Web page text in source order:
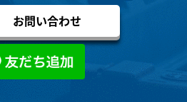
お問い合わせ